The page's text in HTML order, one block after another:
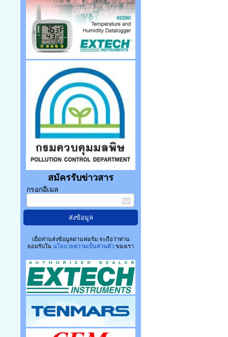
สมัครรับข่าวสาร
กรอกอีเมล
เมื่อท่านส่งข้อมูลผ่านฟอร์ม จะถือว่าท่าน
ยอมรับใน นโยบายความเป็นส่วนตัวของเรา